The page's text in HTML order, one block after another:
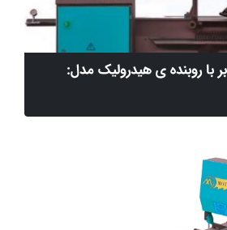
بر با روبنده ی هیدرولیک مدل: